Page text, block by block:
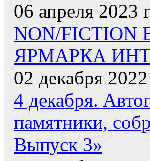
06 апреля 2023
NON/
ЯРМАРКА
02 декабря 2022
4 декабря.
памятники,
Выпуск 3»